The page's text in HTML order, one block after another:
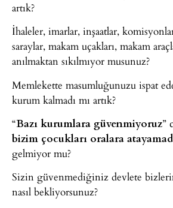
artık?
İhaleler, imarlar, inşaatlar,
saraylar, makam uçakları, makam
anılmaktan sıkılmıyor musunuz?
Memlekette masumluğunuzu ispat
kurum kalmadı mı artık?
“Bazı kurumlara güvenmiyoruz”
bizim çocukları oralara
gelmiyor mu?
Sizin güvenmediğiniz devlete
nasıl bekliyorsunuz?